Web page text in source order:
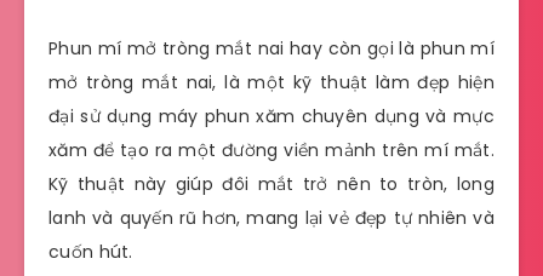
Phun mí mở tròng mắt nai hay còn gọi là phun mí
mở tròng mắt nai, là một kỹ thuật làm đẹp hiện
đại sử dụng máy phun xăm chuyên dụng và mực
xăm để tạo ra một đường viền mảnh trên mí mắt.
Kỹ thuật này giúp đôi mắt trở nên to tròn, long
lanh và quyến rũ hơn, mang lại vẻ đẹp tự nhiên và
cuốn hút.